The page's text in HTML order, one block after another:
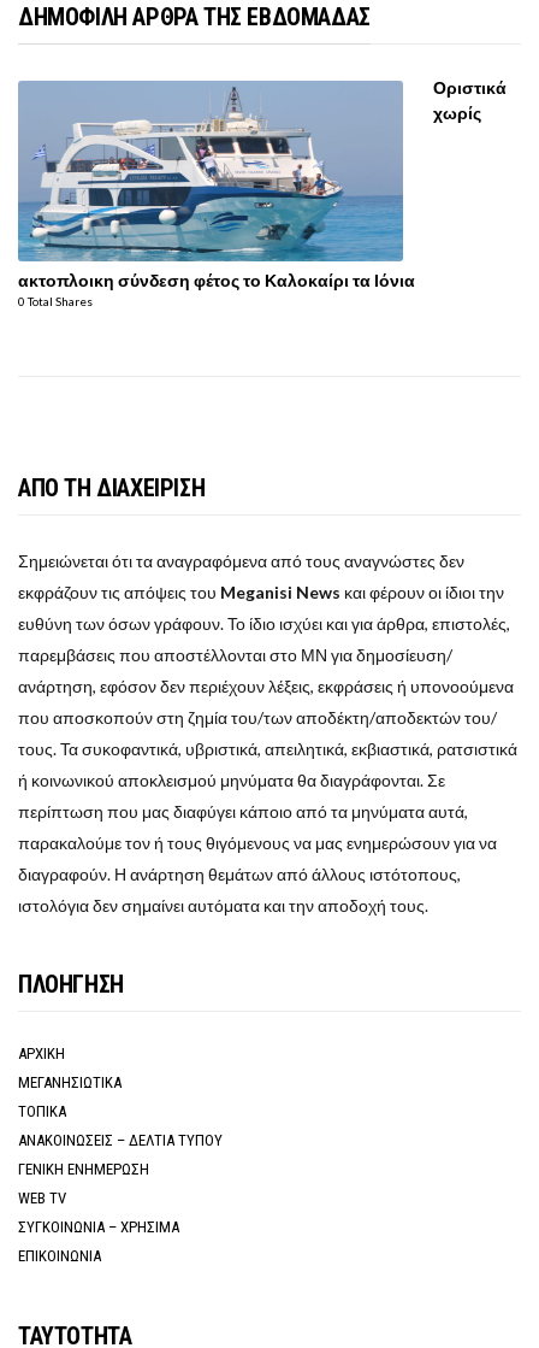
ΔΗΜΟΦΙΛΗ ΑΡΘΡΑ ΤΗΣ ΕΒΔΟΜΑΔΑΣ
Οριστικά
χωρίς
ακτοπλοικη σύνδεση φέτος το Καλοκαίρι τα Ιόνια
0 Total Shares
ΑΠΟ ΤΗ ΔΙΑΧΕΙΡΙΣΗ
Σημειώνεται ότι τα αναγραφόμενα από τους αναγνώστες δεν
εκφράζουν τις απόψεις του Meganisi News και φέρουν οι ίδιοι την
ευθύνη των όσων γράφουν. Το ίδιο ισχύει και για άρθρα, επιστολές,
παρεμβάσεις που αποστέλλονται στο ΜΝ για δημοσίευση/
ανάρτηση, εφόσον δεν περιέχουν λέξεις, εκφράσεις ή υπονοούμενα
που αποσκοπούν στη ζημία του/των αποδέκτη/αποδεκτών του/
τους. Τα συκοφαντικά, υβριστικά, απειλητικά, εκβιαστικά, ρατσιστικά
ή κοινωνικού αποκλεισμού μηνύματα θα διαγράφονται. Σε
περίπτωση που μας διαφύγει κάποιο από τα μηνύματα αυτά,
παρακαλούμε τον ή τους θιγόμενους να μας ενημερώσουν για να
διαγραφούν. Η ανάρτηση θεμάτων από άλλους ιστότοπους,
ιστολόγια δεν σημαίνει αυτόματα και την αποδοχή τους.
ΠΛΟΗΓΗΣΗ
ΑΡΧΙΚΗ
ΜΕΓΑΝΗΣΙΩΤΙΚΑ
ΤΟΠΙΚΑ
ΑΝΑΚΟΙΝΩΣΕΙΣ – ΔΕΛΤΙΑ ΤΥΠΟΥ
ΓΕΝΙΚΗ ΕΝΗΜΕΡΩΣΗ
WEB TV
ΣΥΓΚΟΙΝΩΝΙΑ – ΧΡΗΣΙΜΑ
ΕΠΙΚΟΙΝΩΝΙΑ
ΤΑΥΤΟΤΗΤΑ